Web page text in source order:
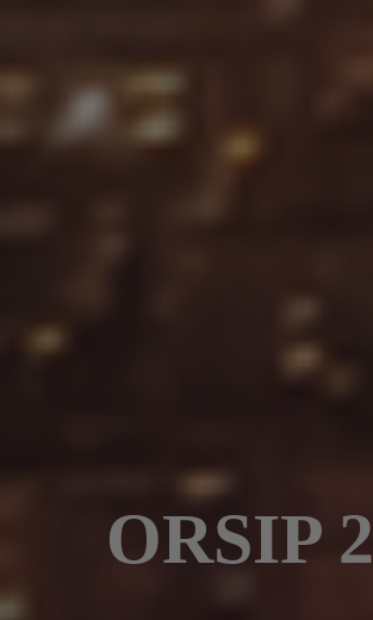
ORSIP